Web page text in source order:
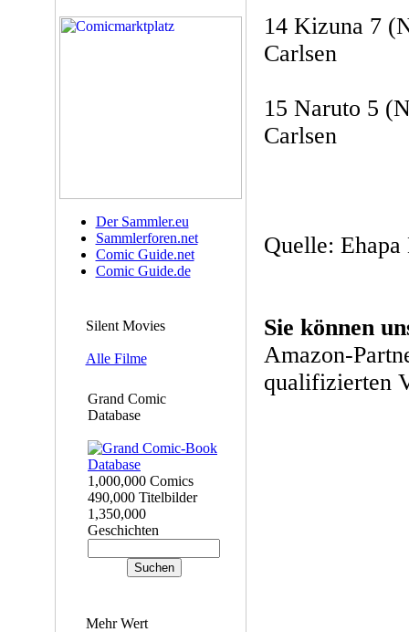
Der Sammler.eu
Sammlerforen.net
Comic Guide.net
Comic Guide.de
Silent Movies
Alle Filme
Grand Comic
Database
1,000,000 Comics
490,000 Titelbilder
1,350,000
Geschichten
Mehr Wert
14 Kizuna 7
Carlsen
15 Naruto 5
Carlsen
Quelle:
Sie können
Amazon-
qualifizierten